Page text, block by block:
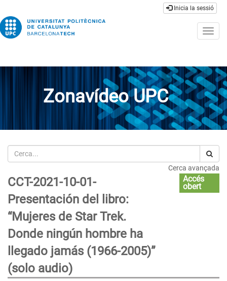
Inicia la sessió
Zonavídeo UPC
Cerca
Cerca avançada
CCT-2021-10-01-
Presentación del libro:
“Mujeres de Star Trek.
Donde ningún hombre ha
llegado jamás (1966-2005)”
(solo audio)
Accés
obert